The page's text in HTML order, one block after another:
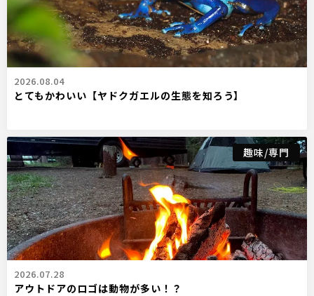
2026.08.04
とてもかわいい【ヤドクガエルの生態を知ろう】
趣味/専門
2026.07.28
アウトドアのロゴは動物が多い！？